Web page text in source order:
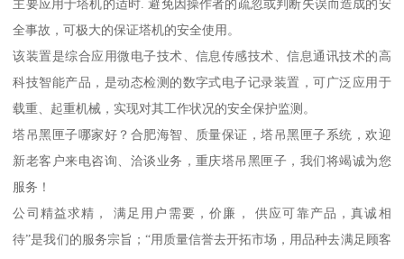
主要应用于塔机的适时. 避免因操作者的疏忽或判断失误而造成的安
全事故，可极大的保证塔机的安全使用。
该装置是综合应用微电子技术、信息传感技术、信息通讯技术的高
科技智能产品，是动态检测的数字式电子记录装置，可广泛应用于
载重、起重机械，实现对其工作状况的安全保护监测。
塔吊黑匣子哪家好？合肥海智、质量保证，塔吊黑匣子系统，欢迎
新老客户来电咨询、洽谈业务，重庆塔吊黑匣子，我们将竭诚为您
服务！
公司精益求精， 满足用户需要，价廉， 供应可靠产品，真诚相
待”是我们的服务宗旨；“用质量信誉去开拓市场，用品种去满足顾客